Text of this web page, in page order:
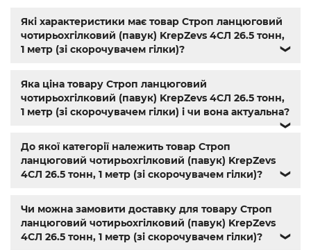
нержавіючої сталі купити, Мотор-редуктор 3МП,Мотор-
редуктори МЧ,Кранові редуктори Ц2,анкера,Name,
603,din 7981,заклепки,різьбове заклепування
заклепка
болт м 10,din934,крепеж ,болт м12 размеры
болт м5 под шестигранник,болт м 18,болт м 9,болт м7
шаг 1,болт м9,болт м 24,din 6325 , din 6799,din 11024,din
крепёжный магазин,гайки купить,метизы оптом
крепеж харьков,крепежи магазин,магазин болтов,
гайки и болты,болты харьков,болты гайки шайбы
крепежные изделия,купить винты,болты киев,болты
нержавейка,болты с гайкой,болт нержавійка,купить
болт м8,болт м8 нержавейка,купить болт м 10,купить
Які характеристики має товар Строп ланцюговий
чотирьохгілковий (павук) KrepZevs 4СЛ 26.5 тонн,
1 метр (зі скорочувачем гілки)?
❯
Яка ціна товару Строп ланцюговий
чотирьохгілковий (павук) KrepZevs 4СЛ 26.5 тонн,
1 метр (зі скорочувачем гілки) і чи вона актуальна?
❯
До якої категорії належить товар Строп
ланцюговий чотирьохгілковий (павук) KrepZevs
4СЛ 26.5 тонн, 1 метр (зі скорочувачем гілки)?
❯
Чи можна замовити доставку для товару Строп
ланцюговий чотирьохгілковий (павук) KrepZevs
4СЛ 26.5 тонн, 1 метр (зі скорочувачем гілки)?
❯